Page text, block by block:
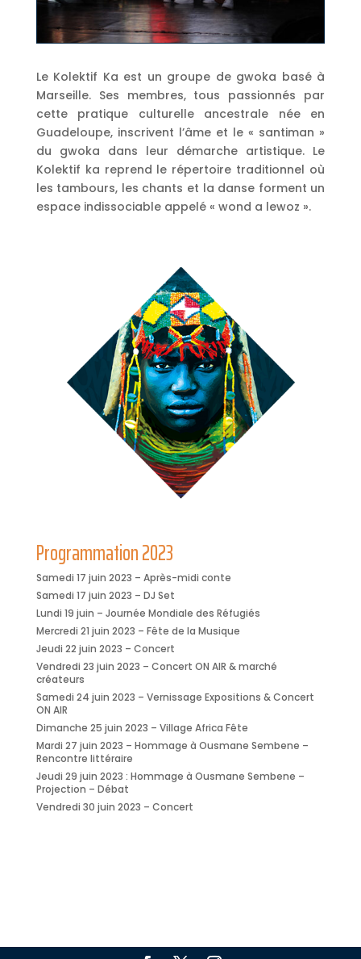
Le Kolektif Ka est un groupe de gwoka basé à
Marseille. Ses membres, tous passionnés par
cette pratique culturelle ancestrale née en
Guadeloupe, inscrivent l’âme et le « santiman »
du gwoka dans leur démarche artistique. Le
Kolektif ka reprend le répertoire traditionnel où
les tambours, les chants et la danse forment un
espace indissociable appelé « wond a lewoz ».
Programmation 2023
Samedi 17 juin 2023 – Après-midi conte
Samedi 17 juin 2023 – DJ Set
Lundi 19 juin – Journée Mondiale des Réfugiés
Mercredi 21 juin 2023 – Fête de la Musique
Jeudi 22 juin 2023 – Concert
Vendredi 23 juin 2023 – Concert ON AIR & marché
créateurs
Samedi 24 juin 2023 – Vernissage Expositions & Concert
ON AIR
Dimanche 25 juin 2023 – Village Africa Fête
Mardi 27 juin 2023 – Hommage à Ousmane Sembene –
Rencontre littéraire
Jeudi 29 juin 2023 : Hommage à Ousmane Sembene –
Projection – Débat
Vendredi 30 juin 2023 – Concert